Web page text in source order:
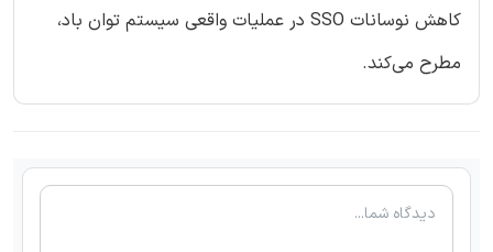
کاهش نوسانات SSO در عملیات واقعی سیستم توان باد،
مطرح می‌کند.